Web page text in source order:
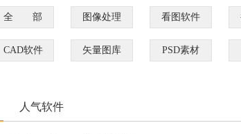
全 部 图像处理 看图软件
CAD软件 矢量图库 PSD素材
人气软件